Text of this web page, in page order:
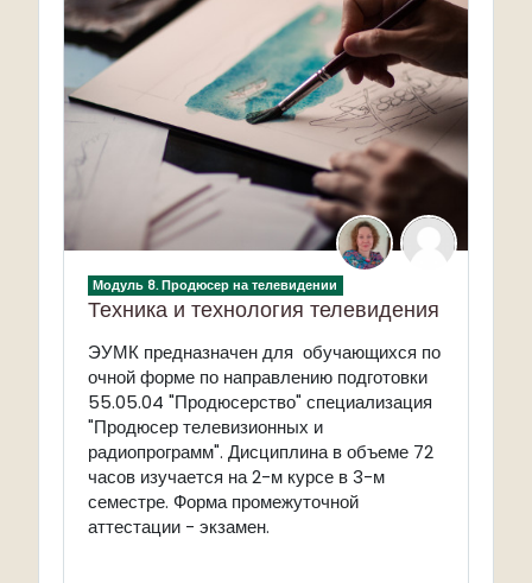
Модуль 8. Продюсер на телевидении
Техника и технология телевидения
ЭУМК предназначен для обучающихся по
очной форме по направлению подготовки
55.05.04 "Продюсерство" специализация
"Продюсер телевизионных и
радиопрограмм". Дисциплина в объеме 72
часов изучается на 2-м курсе в 3-м
семестре. Форма промежуточной
аттестации - экзамен.